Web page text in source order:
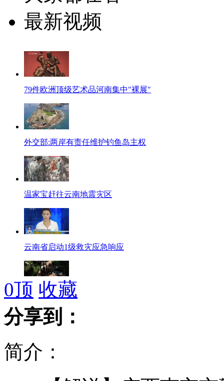
最新视频
79件欧洲顶级艺术品河南集中"裸展"
外交部:两岸有责任维护钓鱼岛主权
温家宝赶往云南地震灾区
云南省启动1级救灾应急响应
云南5.7级地震已造成50人死亡
云南昭通彝良地震发布会实录
0顶 收藏
分享到：
简介：